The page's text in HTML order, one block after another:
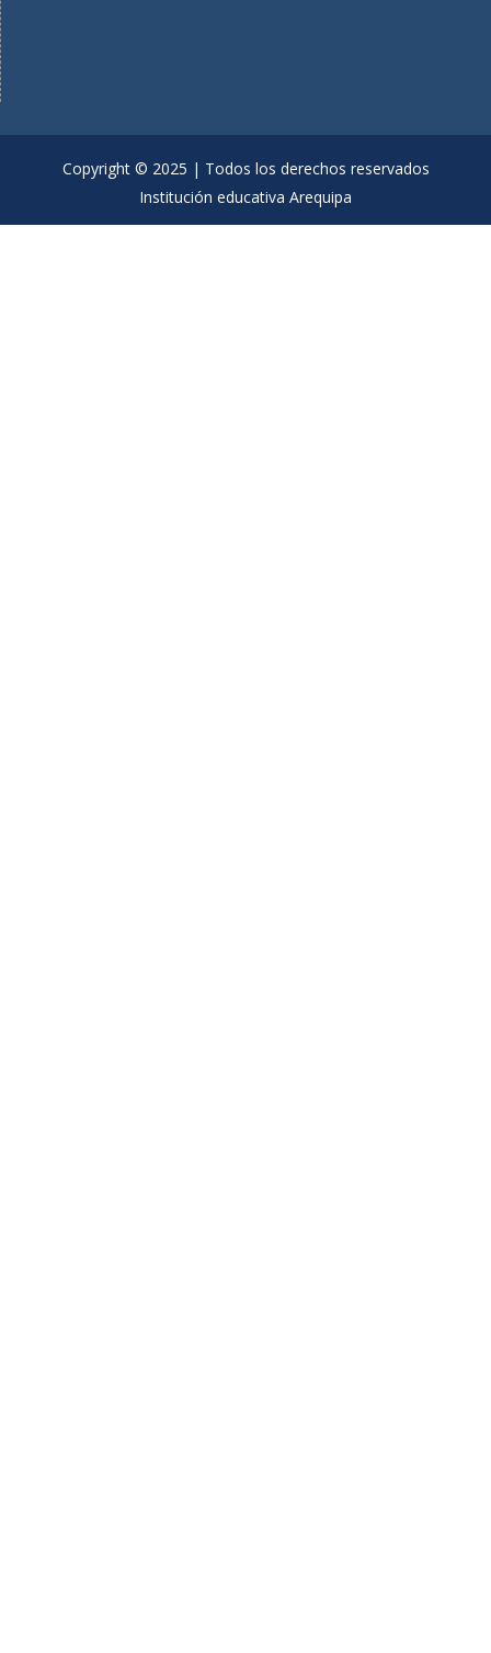
Copyright © 2025 | Todos los derechos reservados
Institución educativa Arequipa